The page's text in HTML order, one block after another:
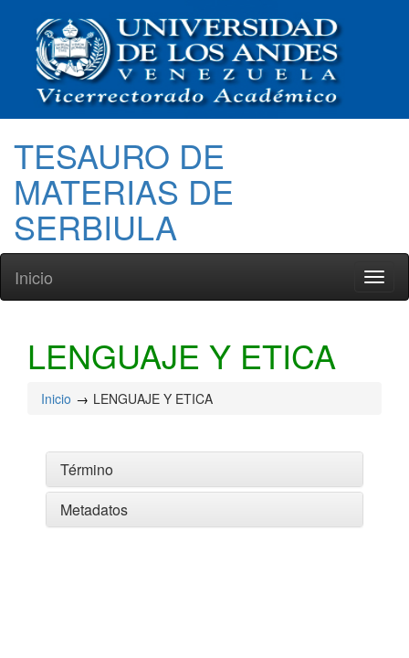
TESAURO DE
MATERIAS DE
SERBIULA
Inicio
LENGUAJE Y ETICA
Inicio LENGUAJE Y ETICA
Término
Metadatos